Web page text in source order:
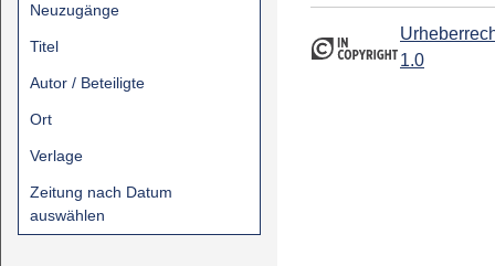
Neuzugänge
Titel
Autor / Beteiligte
Ort
Verlage
Zeitung nach Datum
auswählen
1.0